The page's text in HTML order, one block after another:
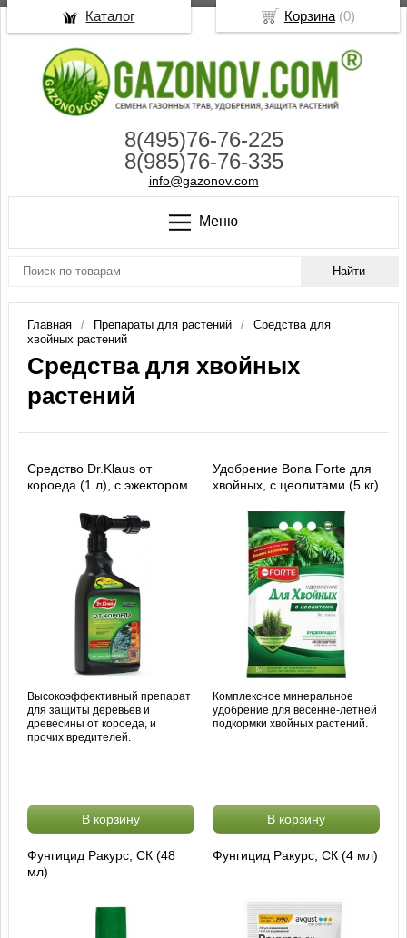
8(495)76-76-225
8(985)76-76-335
info@gazonov.com
Меню
Главная Препараты для растений
Средства для
хвойных растений
Средства для хвойных
растений
Средство Dr.Klaus от
короеда (1 л), с эжектором
Высокоэффективный препарат
для защиты деревьев и
древесины от короеда, и
прочих вредителей.
В корзину
Удобрение Bona Forte для
хвойных, с цеолитами (5 кг)
Комплексное минеральное
удобрение для весенне-летней
подкормки хвойных растений.
В корзину
Фунгицид Ракурс, СК (48
мл)
Фунгицид Ракурс, СК (4 мл)
Корзина(0)
Каталог